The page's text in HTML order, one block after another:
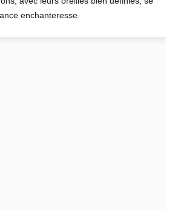
enchanteresse.